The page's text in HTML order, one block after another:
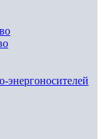
энергоносителей